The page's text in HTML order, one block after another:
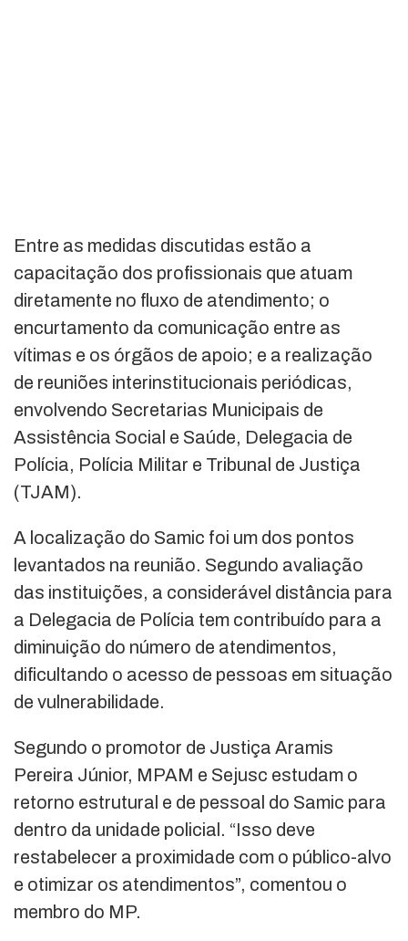
Entre as medidas discutidas estão a
capacitação dos profissionais que atuam
diretamente no fluxo de atendimento; o
encurtamento da comunicação entre as
vítimas e os órgãos de apoio; e a realização
de reuniões interinstitucionais periódicas,
envolvendo Secretarias Municipais de
Assistência Social e Saúde, Delegacia de
Polícia, Polícia Militar e Tribunal de Justiça
(TJAM).
A localização do Samic foi um dos pontos
levantados na reunião. Segundo avaliação
das instituições, a considerável distância para
a Delegacia de Polícia tem contribuído para a
diminuição do número de atendimentos,
dificultando o acesso de pessoas em situação
de vulnerabilidade.
Segundo o promotor de Justiça Aramis
Pereira Júnior, MPAM e Sejusc estudam o
retorno estrutural e de pessoal do Samic para
dentro da unidade policial. “Isso deve
restabelecer a proximidade com o público-alvo
e otimizar os atendimentos”, comentou o
membro do MP.